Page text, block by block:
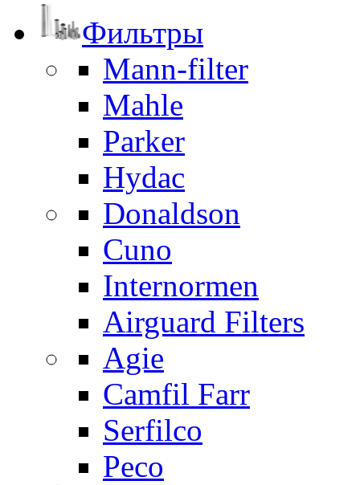
Фильтры
Mann-filter
Mahle
Parker
Hydac
Donaldson
Cuno
Internormen
Airguard Filters
Agie
Camfil Farr
Serfilco
Peco